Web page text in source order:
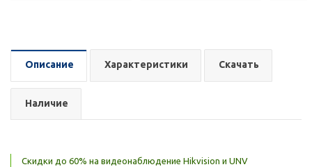
Описание Характеристики Скачать
Наличие
Скидки до 60% на видеонаблюдение Hikvision и UNV